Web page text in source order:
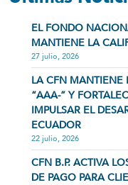
EL FONDO
MANTIENE LA
27 julio, 2026
LA CFN MANTIENE
“AAA-” Y
IMPULSAR EL
ECUADOR
22 julio, 2026
CFN B.P. ACTIVA
DE PAGO PARA